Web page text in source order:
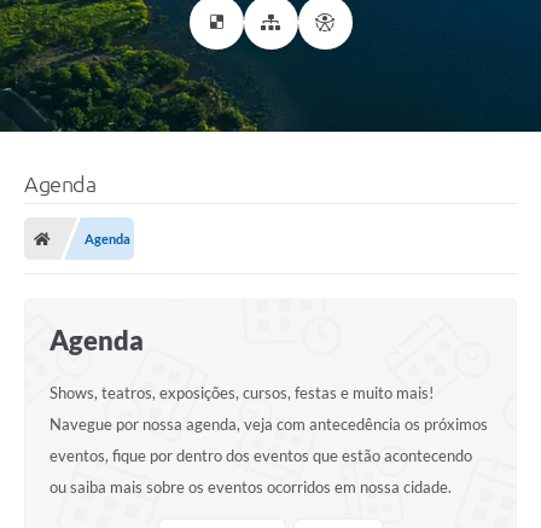
Agenda
Agenda
Agenda
Shows, teatros, exposições, cursos, festas e muito mais!
Navegue por nossa agenda, veja com antecedência os próximos
eventos, fique por dentro dos eventos que estão acontecendo
ou saiba mais sobre os eventos ocorridos em nossa cidade.